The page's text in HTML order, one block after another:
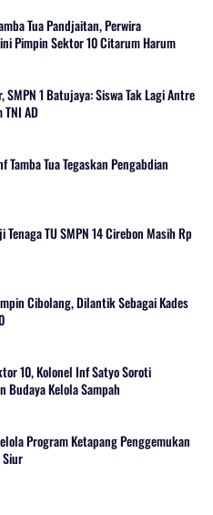
Tua Pandjaitan, Perwira
Pimpin Sektor 10 Citarum Harum
1 Batujaya: Siswa Tak Lagi Antre
AD
Tua Tegaskan Pengabdian
Tenaga TU SMPN 14 Cirebon Masih Rp
Cibolang, Dilantik Sebagai Kades
10, Kolonel Inf Satyo Soroti
Budaya Kelola Sampah
Program Ketapang Penggemukan
Siur